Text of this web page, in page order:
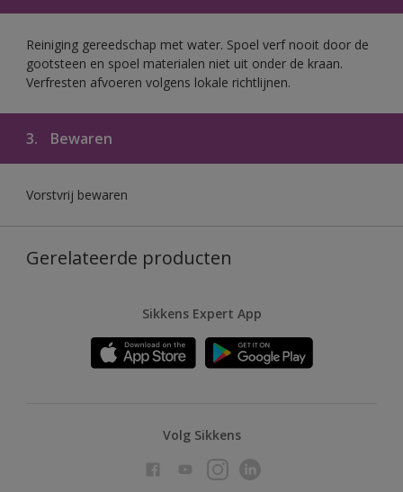
Reiniging gereedschap met water. Spoel verf nooit door de
gootsteen en spoel materialen niet uit onder de kraan.
Verfresten afvoeren volgens lokale richtlijnen.
3. Bewaren
Vorstvrij bewaren
Gerelateerde producten
Sikkens Expert App
Volg Sikkens